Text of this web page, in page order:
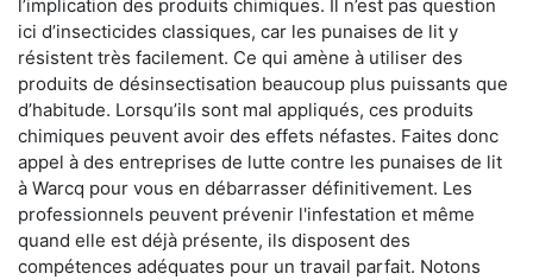
l’implication des produits chimiques. Il n’est pas question
ici d’insecticides classiques, car les punaises de lit y
résistent très facilement. Ce qui amène à utiliser des
produits de désinsectisation beaucoup plus puissants que
d’habitude. Lorsqu’ils sont mal appliqués, ces produits
chimiques peuvent avoir des effets néfastes. Faites donc
appel à des entreprises de lutte contre les punaises de lit
à Warcq pour vous en débarrasser définitivement. Les
professionnels peuvent prévenir l'infestation et même
quand elle est déjà présente, ils disposent des
compétences adéquates pour un travail parfait. Notons